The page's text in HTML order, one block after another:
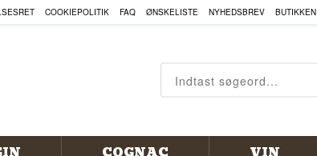
COOKIEPOLITIK FAQ ØNSKELISTE NYHEDSBREV BUTIKKEN